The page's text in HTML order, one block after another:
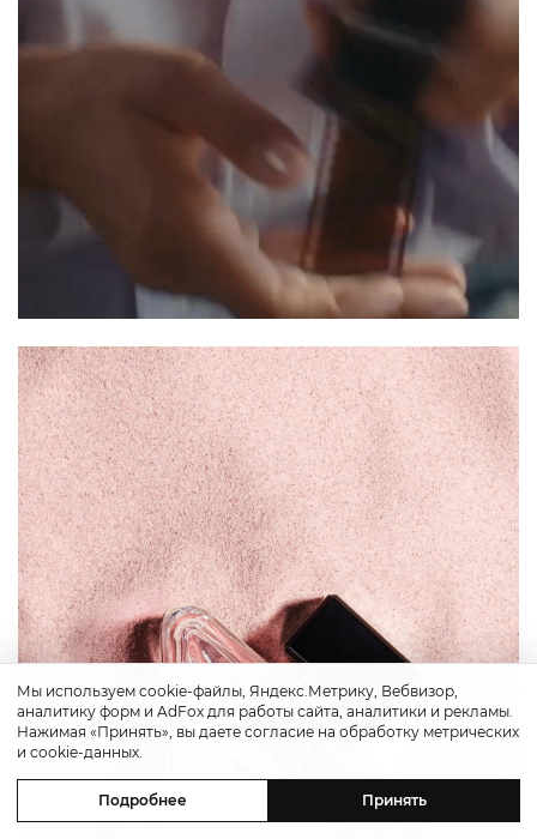
Мы используем cookie-файлы, Яндекс.Метрику, Вебвизор,
аналитику форм и AdFox для работы сайта, аналитики и рекламы.
Нажимая «Принять», вы даете согласие на обработку метрических
и cookie-данных.
Подробнее Принять